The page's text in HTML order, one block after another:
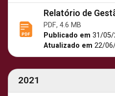
Relatório de
PDF, 4.6 MB
Publicado em 31/05/
Atualizado em 22/
2021